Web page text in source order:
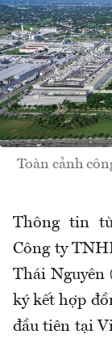
Toàn cảnh
Thông tin
Công ty
Thái Nguyên
ký kết hợp
đầu tiên tại